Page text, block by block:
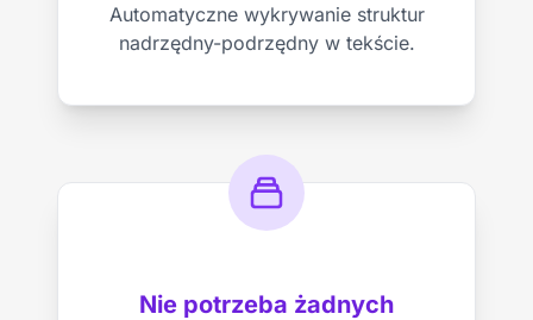
Automatyczne wykrywanie struktur
nadrzędny-podrzędny w tekście.
Nie potrzeba żadnych